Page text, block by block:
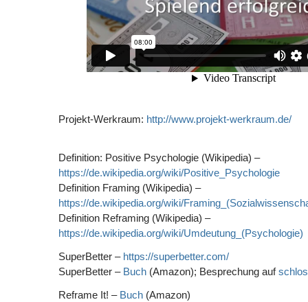
Projekt-Werkraum: http://www.projekt-werkraum.de/
Definition: Positive Psychologie (Wikipedia) –
https://de.wikipedia.org/wiki/Positive_Psychologie
Definition Framing (Wikipedia) –
https://de.wikipedia.org/wiki/
Definition Reframing (Wikipedia) –
https://de.wikipedia.org/wiki/Umdeutung_(Psychologie)
SuperBetter – https://superbetter.com/
SuperBetter – Buch (Amazon); Besprechung auf
Reframe It! – Buch (Amazon)